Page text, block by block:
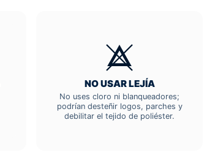
NO USAR LEJÍA
No uses cloro ni blanqueadores;
podrían desteñir logos, parches y
debilitar el tejido de poliéster.